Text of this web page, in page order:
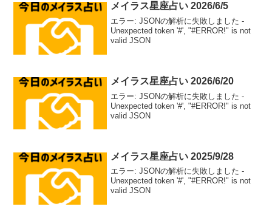
メイラス星座占い 2026/6/5
エラー: JSONの解析に失敗しました -
Unexpected token '#', "#ERROR!" is not
valid JSON
メイラス星座占い 2026/6/20
エラー: JSONの解析に失敗しました -
Unexpected token '#', "#ERROR!" is not
valid JSON
メイラス星座占い 2025/9/28
エラー: JSONの解析に失敗しました -
Unexpected token '#', "#ERROR!" is not
valid JSON